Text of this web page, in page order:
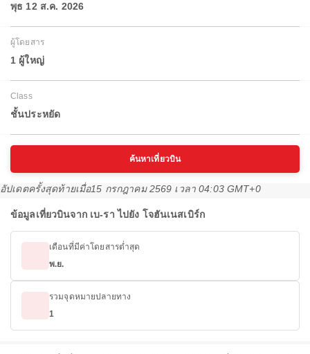
พุธ 12 ส.ค. 2026
ผู้โดยสาร
1 ผู้ใหญ่
Class
ชั้นประหยัด
ค้นหาเที่ยวบิน
อัปเดตครั้งสุดท้ายเมื่อ15 กรกฎาคม 2569 เวลา 04:03 GMT+0
ข้อมูลเที่ยวบินจาก เบ-รา ไปยัง โจฮันเนสเบิร์ก
เดือนที่มีค่าโดยสารต่ำสุด
พ.ย.
รวมจุดหมายปลายทาง
1